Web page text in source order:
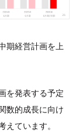
期経営計画を上
を発表する予定
数的成長に向け
えています。